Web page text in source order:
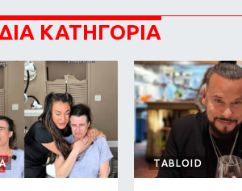
ΚΑΤΗΓΟΡΙΑ
TABLOID